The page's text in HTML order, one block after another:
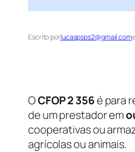
Escrito porlucaspsps2@gmail.com
OCFOP 2 356 é para
de um prestador em
cooperativas ou
agrícolas ou animais.